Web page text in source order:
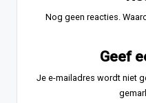
Nog geen reacties.
Geef
Je e-mailadres wordt niet